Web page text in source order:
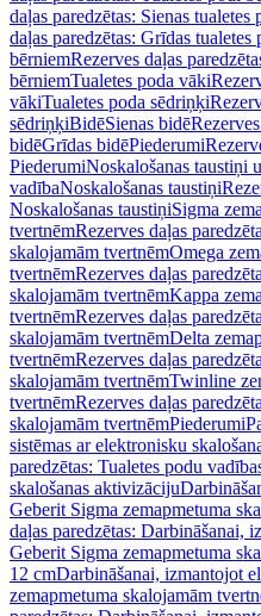
daļas paredzētas: Sienas tualetes
daļas paredzētas: Grīdas tualetes
bērniemRezerves daļas
bērniemTualetes poda vāki
vākiTualetes poda sēdriņķi
sēdriņķiBidēSienas bidē
bidēGrīdas bidēPiederumi
PiederumiNoskalošanas taustiņi
vadībaNoskalošanas taustiņi
Noskalošanas taustiņiSigma
tvertnēmRezerves daļas
skalojamām tvertnēmOmega
tvertnēmRezerves daļas
skalojamām tvertnēmKappa
tvertnēmRezerves daļas
skalojamām tvertnēmDelta
tvertnēmRezerves daļas
skalojamām tvertnēmTwinline
tvertnēmRezerves daļas
skalojamām tvertnēmPiederumi
sistēmas ar elektronisku
paredzētas: Tualetes podu
skalošanas aktivizāciju
Geberit Sigma zemapmetuma
daļas paredzētas: Darbināšanai,
Geberit Sigma zemapmetuma
12 cmDarbināšanai, izmantojot
zemapmetuma skalojamām